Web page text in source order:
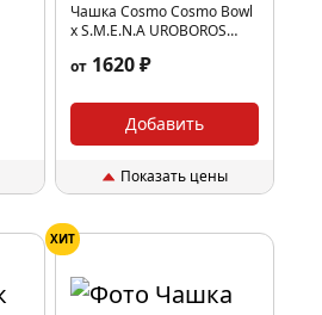
Чашка Cosmo Cosmo Bowl
х S.M.E.N.A UROBOROS
от 1620 ₽
Добавить
Показать цены
ХИТ